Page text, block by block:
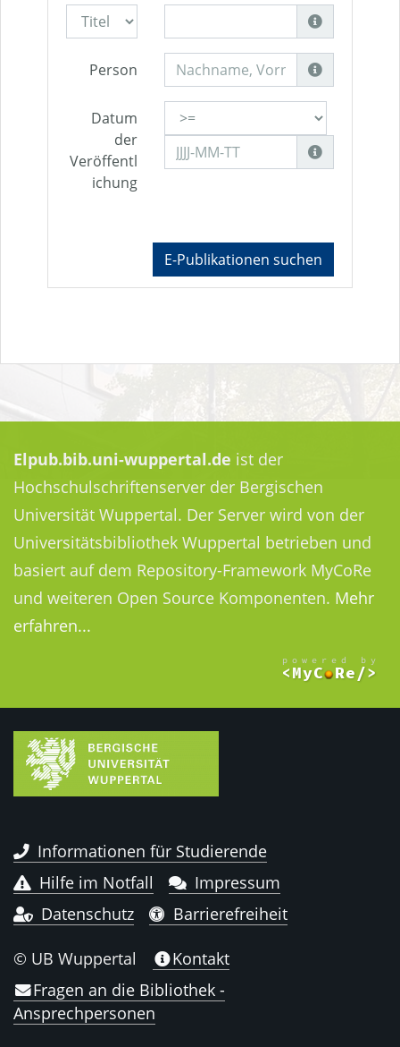
Person
Datum
der
Veröffentl
ichung
E-Publikationen suchen
Elpub.bib.uni-wuppertal.de ist der
Hochschulschriftenserver der Bergischen
Universität Wuppertal. Der Server wird von der
Universitätsbibliothek Wuppertal betrieben und
basiert auf dem Repository-Framework MyCoRe
und weiteren Open Source Komponenten. Mehr
erfahren...
Informationen für Studierende
Hilfe im Notfall
Impressum
Datenschutz
Barrierefreiheit
© UB Wuppertal
Kontakt
Fragen an die Bibliothek -
Ansprechpersonen